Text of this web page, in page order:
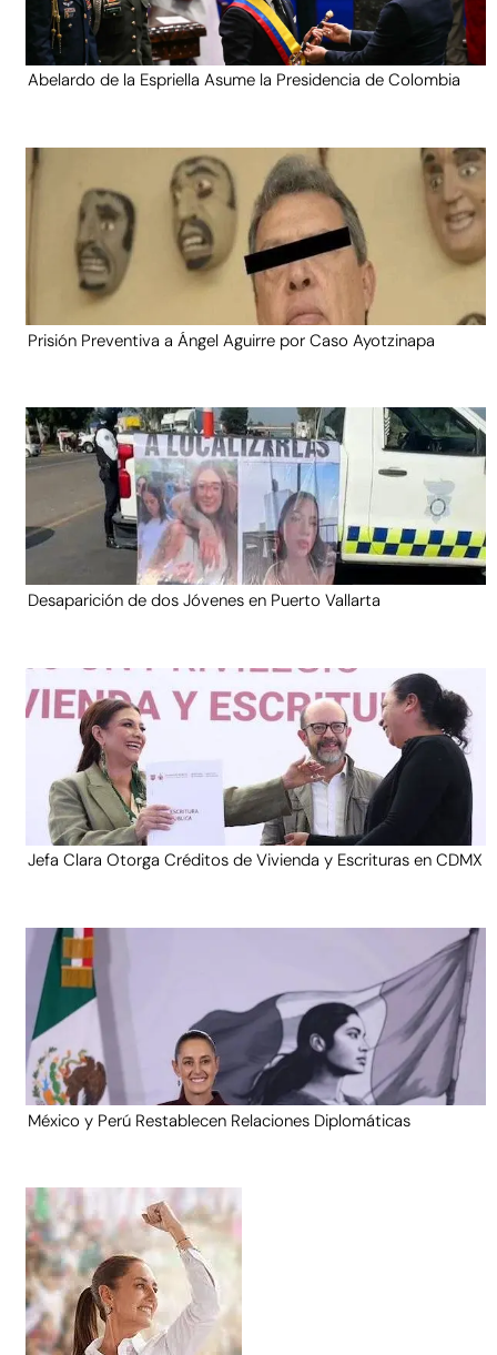
Abelardo de la Espriella Asume la Presidencia de Colombia
Prisión Preventiva a Ángel Aguirre por Caso Ayotzinapa
Desaparición de dos Jóvenes en Puerto Vallarta
Jefa Clara Otorga Créditos de Vivienda y Escrituras en CDMX
México y Perú Restablecen Relaciones Diplomáticas